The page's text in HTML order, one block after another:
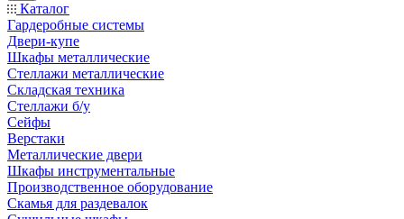
Каталог
Гардеробные системы
Двери-купе
Шкафы металлические
Стеллажи металлические
Складская техника
Стеллажи б/у
Сейфы
Верстаки
Металлические двери
Шкафы инструментальные
Производственное оборудование
Скамья для раздевалок